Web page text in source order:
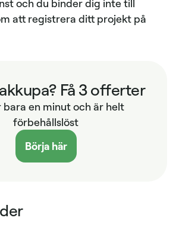
och du binder dig inte till
att registrera ditt projekt på
Få 3 offerter
bara en minut och är helt
förbehållslöst
Börja här